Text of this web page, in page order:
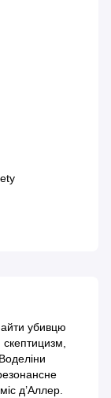
убивцю
д’Аллер.